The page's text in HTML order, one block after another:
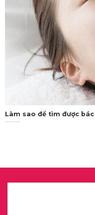
Làm sao để tìm được